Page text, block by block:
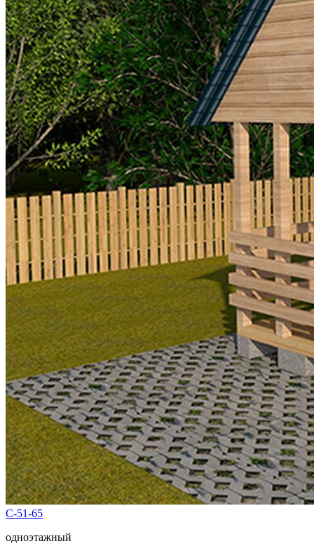
C-51-65
одноэтажный